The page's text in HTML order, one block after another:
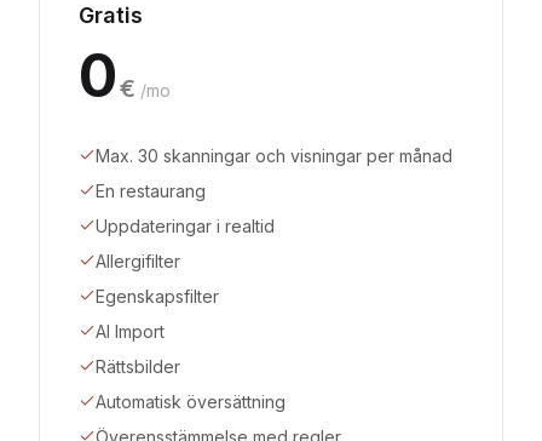
Gratis
0€ /mo
Max. 30 skanningar och visningar per månad
En restaurang
Uppdateringar i realtid
Allergifilter
Egenskapsfilter
AI Import
Rättsbilder
Automatisk översättning
Överensstämmelse med regler